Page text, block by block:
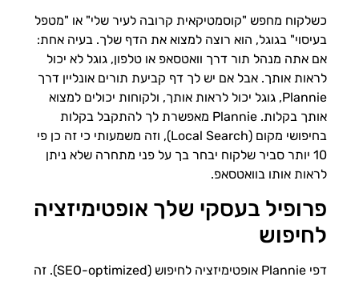
כשלקוח מחפש "קוסמטיקאית קרובה לעיר שלי" או "מטפל
בעיסוי" בגוגל, הוא רוצה למצוא את הדף שלך. בעיה אחת:
אם אתה מנהל תור דרך וואטסאפ או טלפון, גוגל לא יכול
לראות אותך. אבל אם יש לך דף קביעת תורים אונליין דרך
Plannie, גוגל יכול לראות אותך, ולקוחות יכולים למצוא
אותך בקלות. Plannie מאפשרת לך להתקבל בקלות
בחיפושי מקום (Local Search), וזה משמעותי כי זה כן פי
10 יותר סביר שלקוח יבחר בך על פני מתחרה שלא ניתן
לראות אותו בוואטסאפ.
פרופיל בעסקי שלך אופטימיזציה
לחיפוש
דפי Plannie אופטימיזציה לחיפוש (SEO-optimized). זה